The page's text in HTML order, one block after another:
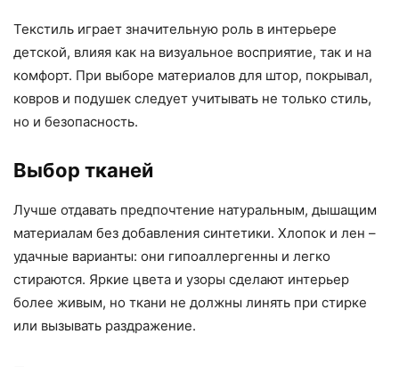
Текстиль играет значительную роль в интерьере
детской, влияя как на визуальное восприятие, так и на
комфорт. При выборе материалов для штор, покрывал,
ковров и подушек следует учитывать не только стиль,
но и безопасность.
Выбор тканей
Лучше отдавать предпочтение натуральным, дышащим
материалам без добавления синтетики. Хлопок и лен –
удачные варианты: они гипоаллергенны и легко
стираются. Яркие цвета и узоры сделают интерьер
более живым, но ткани не должны линять при стирке
или вызывать раздражение.